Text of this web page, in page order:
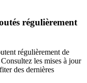
régulièrement
régulièrement de
les mises à jour
des dernières